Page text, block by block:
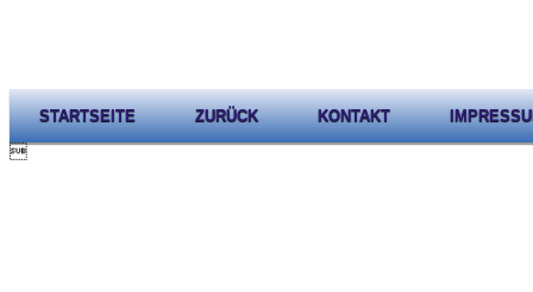
STARTSEITE ZURÜCK KONTAKT
